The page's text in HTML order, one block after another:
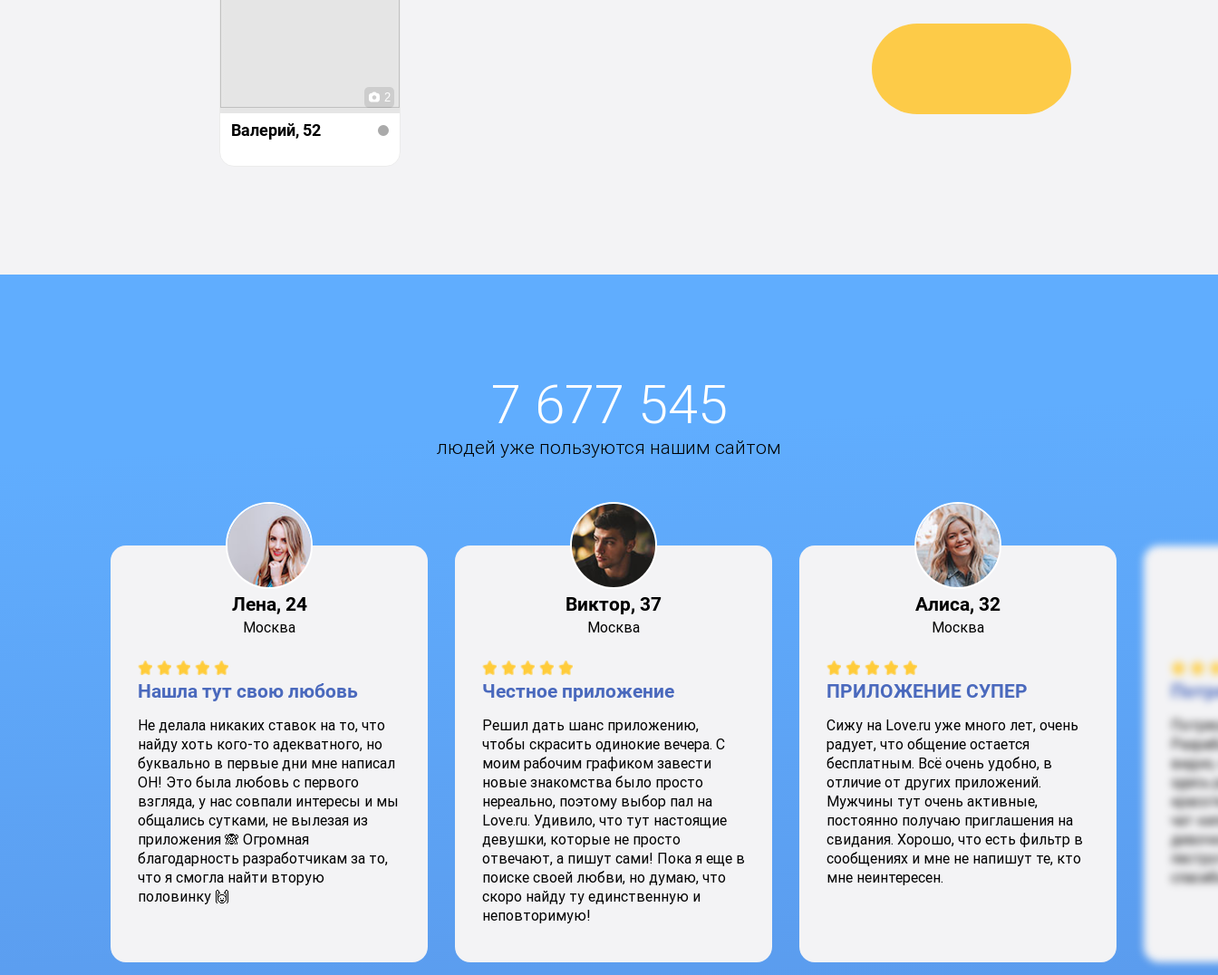
2
Валерий, 52
7 677 545
людей уже пользуются нашим сайтом
Лена, 24
Москва
Нашла тут свою любовь
Не делала никаких ставок на то, что
найду хоть кого-то адекватного, но
буквально в первые дни мне написал
ОН! Это была любовь с первого
взгляда, у нас совпали интересы и мы
общались сутками, не вылезая из
приложения 🙈 Огромная
благодарность разработчикам за то,
что я смогла найти вторую
половинку 🙌
Виктор, 37
Москва
Честное приложение
Решил дать шанс приложению,
чтобы скрасить одинокие вечера. С
моим рабочим графиком завести
новые знакомства было просто
нереально, поэтому выбор пал на
Love.ru. Удивило, что тут настоящие
девушки, которые не просто
отвечают, а пишут сами! Пока я еще в
поиске своей любви, но думаю, что
скоро найду ту единственную и
неповторимую!
Алиса, 32
Москва
ПРИЛОЖЕНИЕ СУПЕР
Сижу на Love.ru уже много лет, очень
радует, что общение остается
бесплатным. Всё очень удобно, в
отличие от других приложений.
Мужчины тут очень активные,
постоянно получаю приглашения на
свидания. Хорошо, что есть фильтр в
сообщениях и мне не напишут те, кто
мне неинтересен.
здесь
чат